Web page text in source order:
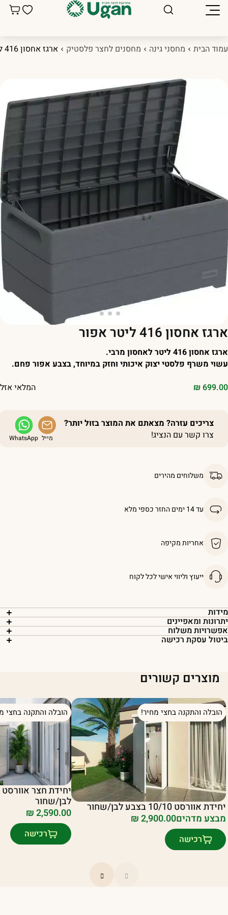
הבית מחסני גינה מחסנים לחצר פלסטיק ארגז אחסון 416 ליטר אפור
אחסון 416 ליטר אפור
₪
אחסון 416 ליטר לאחסון מרבי.
משרף פלסטי יצוק איכותי וחזק במיוחד, בצבע אפור פחם.
המלאי אזל
צריכים עזרה? מצאתם את המוצר בזול יותר?
צרו קשר עם הנציג!
מייל WhatsApp
משלוחים מהירים
עד 14 ימים החזר כספי מלא
אחריות מקיפה
ייעוץ וליווי אישי לכל לקוח
ומאפיינים
משלוח
עסקת רכישה
מוצרים קשורים
הובלה והתקנה בחצי מחיר!
יחידת אוורסט 10/10 בצבע לבן/שחור
מבצע מדהים
₪2,900.00
רכישה
הובלה והתקנה בחצי
לבן/שחור
₪2,590.00
רכישה